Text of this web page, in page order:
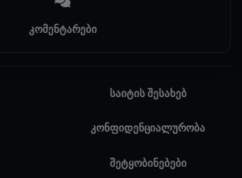
კომენტარები
საიტის შესახებ
კონფიდენციალურობა
შეტყობინებები